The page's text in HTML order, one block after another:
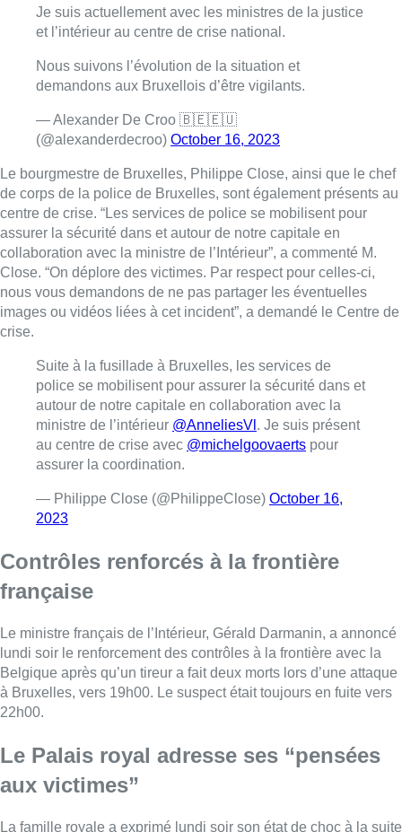
Je suis actuellement avec les ministres de la justice
et l’intérieur au centre de crise national.
Nous suivons l’évolution de la situation et
demandons aux Bruxellois d’être vigilants.
— Alexander De Croo 🇧🇪🇪🇺
(@alexanderdecroo) October 16, 2023
Le bourgmestre de Bruxelles, Philippe Close, ainsi que le chef
de corps de la police de Bruxelles, sont également présents au
centre de crise. “Les services de police se mobilisent pour
assurer la sécurité dans et autour de notre capitale en
collaboration avec la ministre de l’Intérieur”, a commenté M.
Close. “On déplore des victimes. Par respect pour celles-ci,
nous vous demandons de ne pas partager les éventuelles
images ou vidéos liées à cet incident”, a demandé le Centre de
crise.
Suite à la fusillade à Bruxelles, les services de
police se mobilisent pour assurer la sécurité dans et
autour de notre capitale en collaboration avec la
ministre de l’intérieur @AnneliesVl . Je suis présent
au centre de crise avec @michelgoovaerts pour
assurer la coordination.
— Philippe Close (@PhilippeClose) October 16,
2023
Contrôles renforcés à la frontière
française
Le ministre français de l’Intérieur, Gérald Darmanin, a annoncé
lundi soir le renforcement des contrôles à la frontière avec la
Belgique après qu’un tireur a fait deux morts lors d’une attaque
à Bruxelles, vers 19h00. Le suspect était toujours en fuite vers
22h00.
Le Palais royal adresse ses “pensées
aux victimes”
La famille royale a exprimé lundi soir son état de choc à la suite